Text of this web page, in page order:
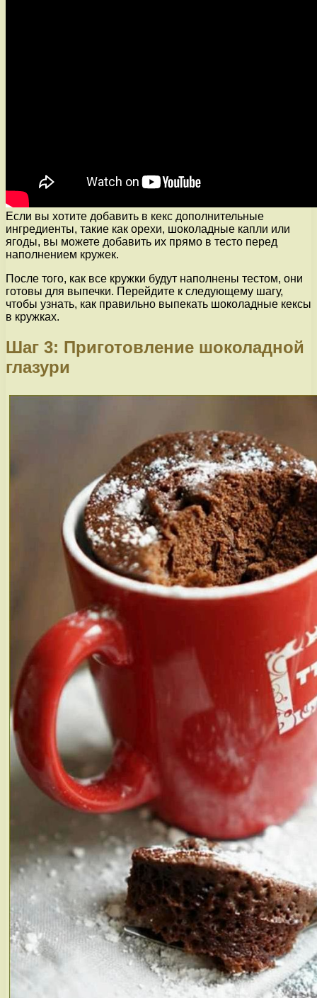
Если вы хотите добавить в кекс дополнительные
ингредиенты, такие как орехи, шоколадные капли или
ягоды, вы можете добавить их прямо в тесто перед
наполнением кружек.
После того, как все кружки будут наполнены тестом, они
готовы для выпечки. Перейдите к следующему шагу,
чтобы узнать, как правильно выпекать шоколадные кексы
в кружках.
Шаг 3: Приготовление шоколадной
глазури